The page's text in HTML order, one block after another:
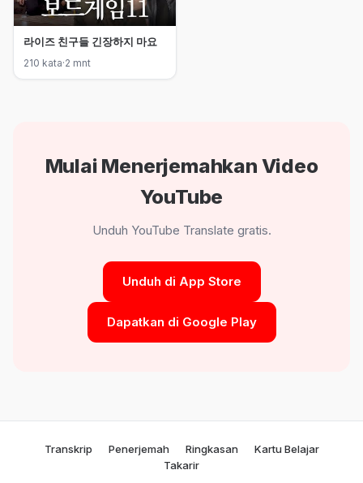
라이즈 친구들 긴장하지 마요
210 kata·2 mnt
Mulai Menerjemahkan Video
YouTube
Unduh YouTube Translate gratis.
Unduh di App Store
Dapatkan di Google Play
Transkrip Penerjemah Ringkasan
Kartu Belajar
Takarir